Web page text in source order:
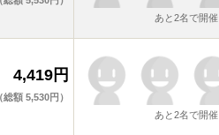
あと2名で開催
4,419円
（総額 5,530円）
あと2名で開催